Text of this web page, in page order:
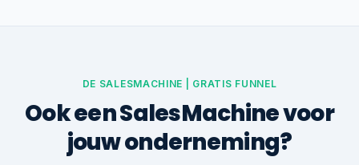
DE SALESMACHINE | GRATIS FUNNEL
Ook een SalesMachine voor
jouw onderneming?